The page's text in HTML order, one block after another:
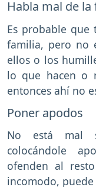
Habla mal de la
Es probable
familia, pero no
ellos o los
lo que hacen o
entonces ahí no
Poner apodos
No está mal
colocándole
ofenden al
incomodo,